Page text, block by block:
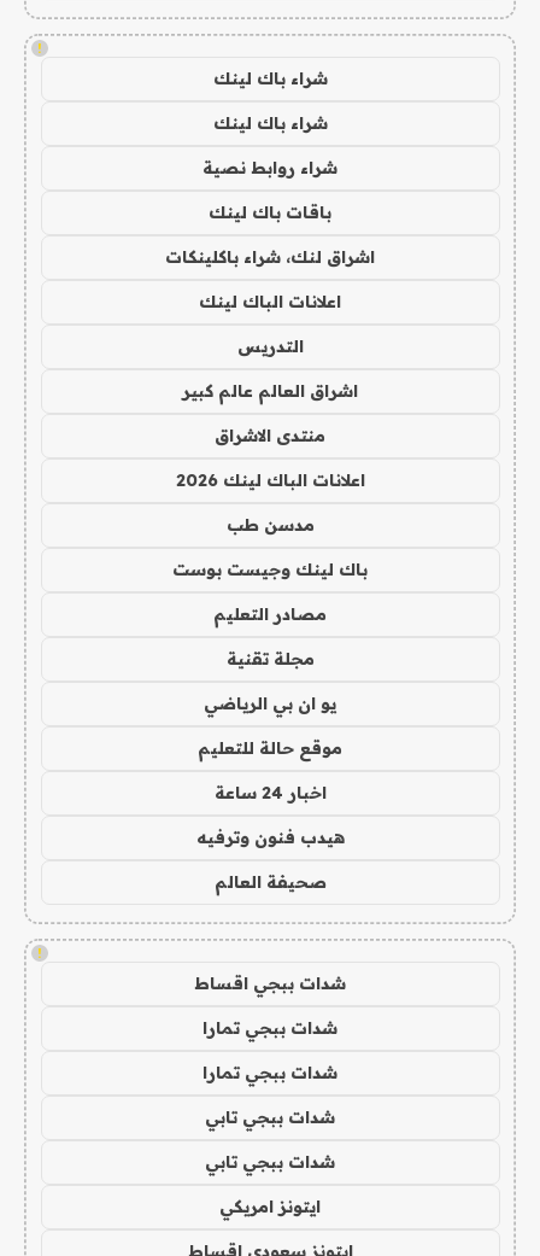
!
شراء باك لينك
شراء باك لينك
شراء روابط نصية
باقات باك لينك
اشراق لنك، شراء باكلينكات
اعلانات الباك لينك
التدريس
اشراق العالم عالم كبير
منتدى الاشراق
اعلانات الباك لينك 2026
مدسن طب
باك لينك وجيست بوست
مصادر التعليم
مجلة تقنية
يو ان بي الرياضي
موقع حالة للتعليم
اخبار 24 ساعة
هيدب فنون وترفيه
صحيفة العالم
!
شدات ببجي اقساط
شدات ببجي تمارا
شدات ببجي تمارا
شدات ببجي تابي
شدات ببجي تابي
ايتونز امريكي
ايتونز سعودي اقساط